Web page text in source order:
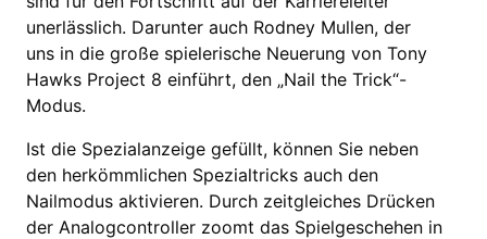
unerlässlich. Darunter auch Rodney Mullen, der
uns in die große spielerische Neuerung von Tony
Hawks Project 8 einführt, den „Nail the Trick“-
Modus.
Ist die Spezialanzeige gefüllt, können Sie neben
den herkömmlichen Spezialtricks auch den
Nailmodus aktivieren. Durch zeitgleiches Drücken
der Analogcontroller zoomt das Spielgeschehen in